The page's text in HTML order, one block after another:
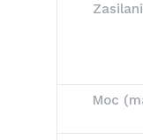
Moc